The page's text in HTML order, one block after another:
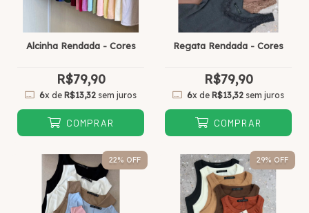
Alcinha Rendada - Cores
R$79,90
6x de R$13,32sem juros
COMPRAR
Regata Rendada - Cores
R$79,90
6x de R$13,32sem juros
COMPRAR
22% OFF 29% OFF